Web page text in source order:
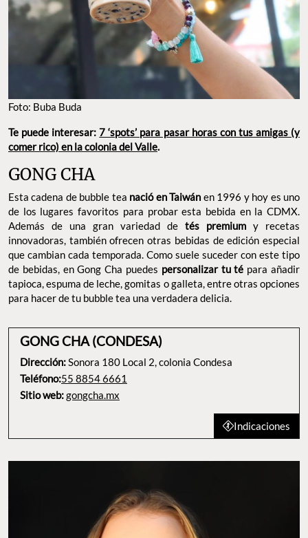
Foto: Buba Buda
Te puede interesar:7 ‘spots’ para pasar horas con tus amigas (y
comer rico) en la colonia del Valle.
GONG CHA
Esta cadena de bubble tea nació en Taiwán en 1996 y hoy es uno
de los lugares favoritos para probar esta bebida en la CDMX.
Además de una gran variedad de tés premium y recetas
innovadoras, también ofrecen otras bebidas de edición especial
que cambian cada temporada. Como suele suceder con este tipo
de bebidas, en Gong Cha puedes personalizar tu té para añadir
tapioca, espuma de leche, gomitas o galleta, entre otras opciones
para hacer de tu bubble tea una verdadera delicia.
GONG CHA (CONDESA)
Dirección:Sonora 180 Local 2, colonia Condesa
Teléfono:55 8854 6661
Sitio web:gongcha.mx
Indicaciones